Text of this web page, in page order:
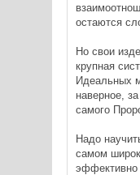
остаются
Но свои
крупная
Идеальных
наверное,
самого
Надо
самом
эффективно